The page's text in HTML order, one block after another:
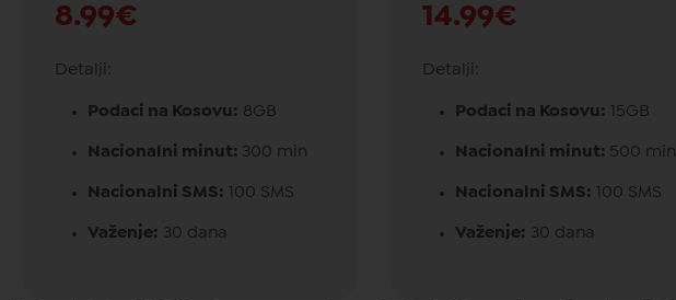
8.99€
Detalji:
Podaci na Kosovu: 8GB
Nacionalni minut: 300 min
Nacionalni SMS: 100 SMS
Važenje: 30 dana
14.99€
Detalji:
Podaci na Kosovu: 15GB
Nacionalni minut: 500 min
Nacionalni SMS: 100 SMS
Važenje: 30 dana